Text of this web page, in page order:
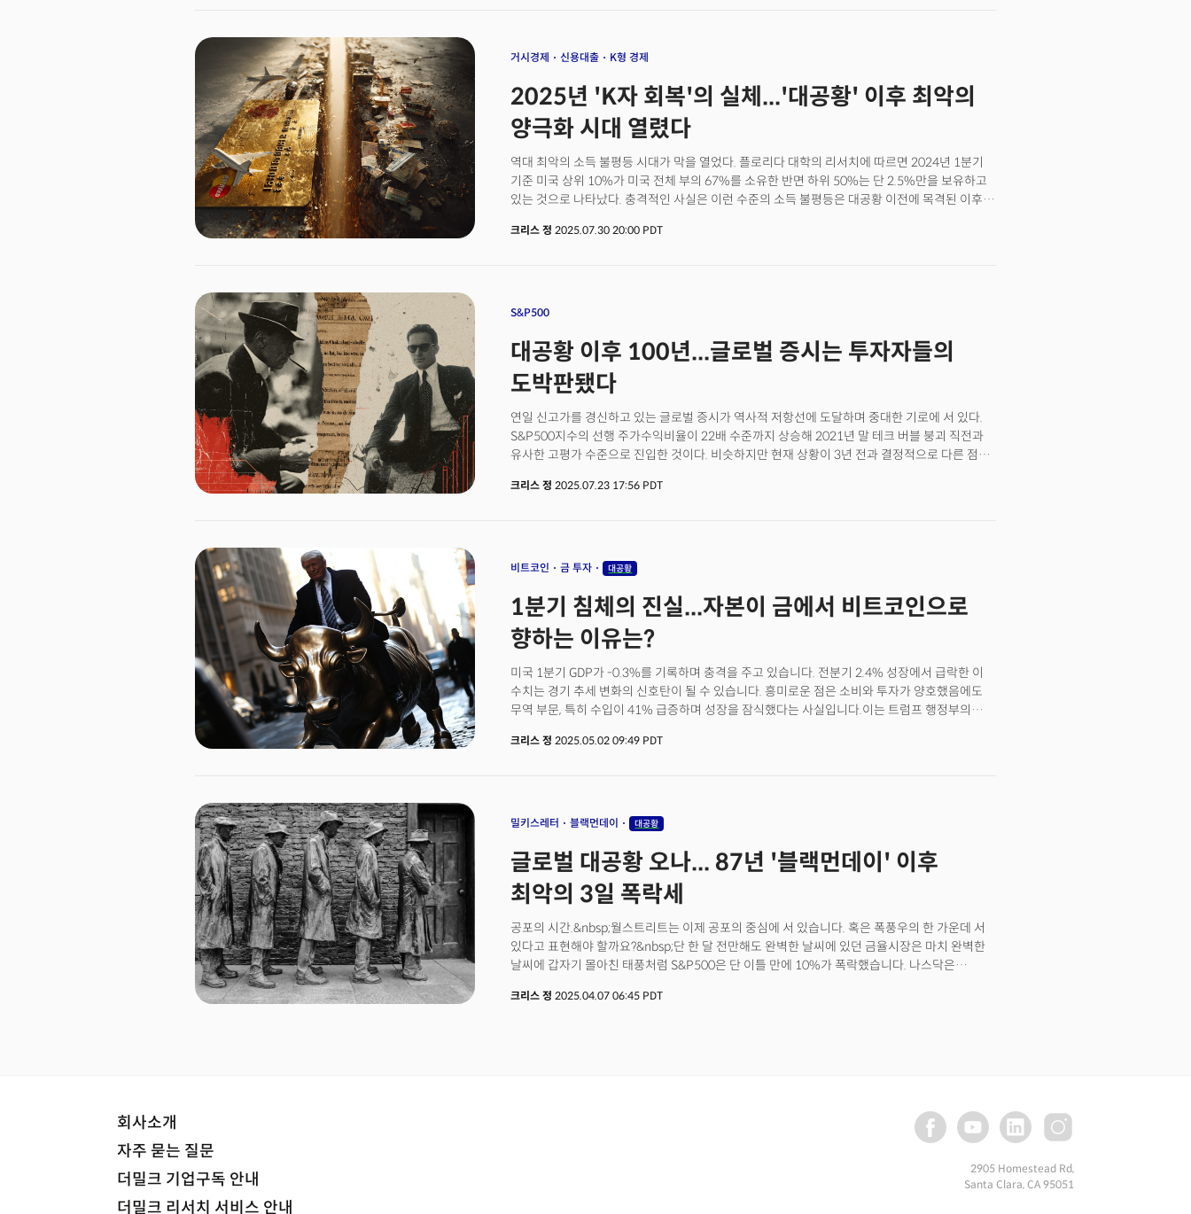
있다.재미있는 점은 월가가 일반적으로 혐오하는 '과도한 기업 지출'을 이번에는 적극적으로
자본지출 발표 후 주가가 급등하며 각각 시가총액 4조 달러(약 5558조원)와 2조 달러(약
2779조원)에 근접했다. 엔비디아는 4조 달러의 시총을 돌파한 최초의 기업이 되었으며 올해
들어서만 28% 이상 상승했다.이러한 시장 반응은 월가를 비롯한 투자자들이 AI 투자를 단순한
낙관론의 이면에는 무시할 수 없는 구조적 모순이 숨어있다.
거시경제 신용대출 K형 경제
2025년 'K자 회복'의 실체...'대공황' 이후 최악의
양극화 시대 열렸다
역대 최악의 소득 불평등 시대가 막을 열었다. 플로리다 대학의 리서치에 따르면 2024년 1분기
기준 미국 상위 10%가 미국 전체 부의 67%를 소유한 반면 하위 50%는 단 2.5%만을 보유하고
있는 것으로 나타났다. 충격적인 사실은 이런 수준의 소득 불평등은 대공황 이전에 목격된 이후
연방준비은행 데이터에 따르면 2024년 말 기준 상위 50% 가구는 미국 자산의 97.5%를
증가한 결과다. 이는 초상위 계층의 소득이 금융시장의 발전과 함께 급속도로 증가했기 때문으로
너무 크게 벌어졌다는 점이다. 최신 연구에 따르면 1970년대 출생 가구는 50세 시점에서
1940년대 출생 가구가 같은 나이에 보유했던 자산의 겨우 60%만을 축적하고 있는 것으로
나타났다. 이는 동일한 수준의 소득에도 주택 구입 비용의 상승부터 학자금 부채의 증가 등이
발전하고 있다는 점이다. 이는 신용카드의 발급이라는 신용 접근성의 문제에서 이미 문제를
야기하고 있다. WSJ의 보도에 따르면 최근 미국 주요 은행들은 신용카드 발급 전략을 근본적으로
바꾸고 있다는 소식이다. 저소득층 대상 카드 발급은 줄이는 반면 고소득층을 겨냥한 프리미엄
카드 경쟁은 더 치열해지고 있는 양상이 목격되고 있다.
크리스 정 2025.07.30 20:00 PDT
S&P500
대공황 이후 100년...글로벌 증시는 투자자들의
도박판됐다
연일 신고가를 경신하고 있는 글로벌 증시가 역사적 저항선에 도달하며 중대한 기로에 서 있다.
S&P500지수의 선행 주가수익비율이 22배 수준까지 상승해 2021년 말 테크 버블 붕괴 직전과
유사한 고평가 수준으로 진입한 것이다. 비슷하지만 현재 상황이 3년 전과 결정적으로 다른 점은
유동성을 공급했지만, 지금은 트럼프 행정부의 관세 위협과 금리 동결, 그리고 무역분쟁이라는
의미한다.기업 실적에 대한 센티먼트도 급격히 개선되고 있다. 투자은행들의 실적 전망 상향
전환되고 있다.하지만 이러한 과도한 기대감은 위험 요소로 작용할 수 있다. 지난주 넷플릭스가
완벽한 실적과 전망을 제시했음에도 시장이 실망 매도로 반응한 사례가 시장의 기대가 과도함을
시사한다.
크리스 정 2025.07.23 17:56 PDT
비트코인 금 투자 대공황
1분기 침체의 진실...자본이 금에서 비트코인으로
향하는 이유는?
미국 1분기 GDP가 -0.3%를 기록하며 충격을 주고 있습니다. 전분기 2.4% 성장에서 급락한 이
수치는 경기 추세 변화의 신호탄이 될 수 있습니다. 흥미로운 점은 소비와 투자가 양호했음에도
무역 부문, 특히 수입이 41% 급증하며 성장을 잠식했다는 사실입니다.이는 트럼프 행정부의
'관세 해방의 날' 이후 중국발 선적은 급감했습니다. 이러한 패턴은 2분기 수입 감소로 이어질
크리스 정 2025.05.02 09:49 PDT
밀키스레터 블랙먼데이 대공황
글로벌 대공황 오나... 87년 '블랙먼데이' 이후
최악의 3일 폭락세
공포의 시간.&nbsp;월스트리트는 이제 공포의 중심에 서 있습니다. 혹은 폭풍우의 한 가운데 서
있다고 표현해야 할까요?&nbsp;단 한 달 전만해도 완벽한 날씨에 있던 금율시장은 마치 완벽한
날씨에 갑자기 몰아친 태풍처럼 S&P500은 단 이틀 만에 10%가 폭락했습니다. 나스닥은
벌어지고 있는 걸까요?&nbsp;제롬 파월 연준의장의 입에서 "무역전쟁의 충격이 심각할 수
크리스 정 2025.04.07 06:45 PDT
회사소개
자주 묻는 질문
더밀크 기업구독 안내
더밀크 리서치 서비스 안내
2905 Homestead Rd,
Santa Clara, CA 95051